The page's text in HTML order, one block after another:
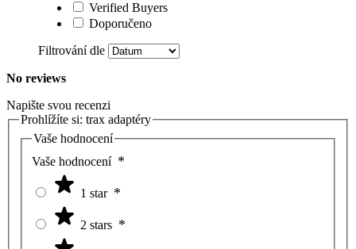
Verified Buyers
Doporučeno
Filtrování dle
No reviews
Napište svou recenzi
Prohlížíte si: trax adaptéry
Vaše hodnocení
Vaše hodnocení
1 star
2 stars